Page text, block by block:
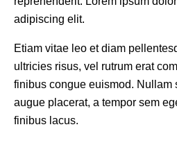
adipiscing elit.
Etiam vitae leo et diam
ultricies risus, vel rutrum erat
finibus congue euismod. Nullam
augue placerat, a tempor sem
finibus lacus.